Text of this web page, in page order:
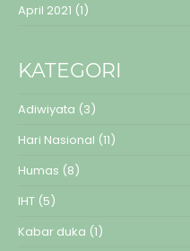
April 2021 (1)
KATEGORI
Adiwiyata (3)
Hari Nasional (11)
Humas (8)
IHT (5)
Kabar duka (1)